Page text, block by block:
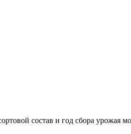
состав и год сбора урожая